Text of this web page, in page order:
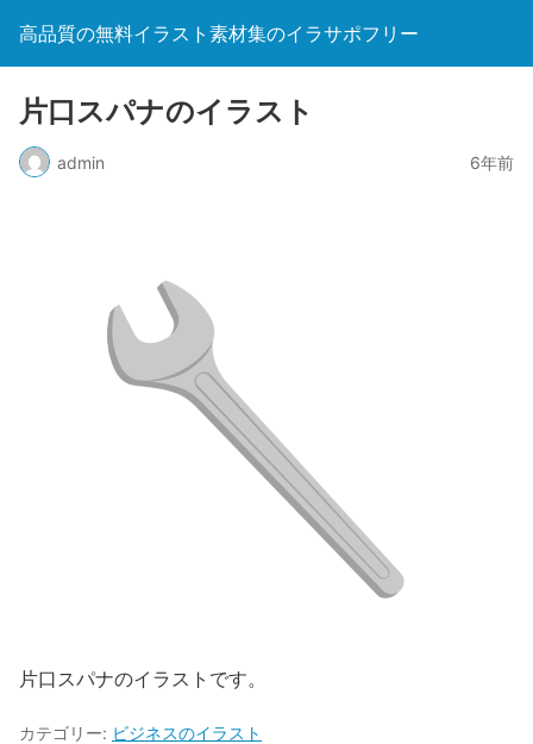
高品質の無料イラスト素材集のイラサポフリー
片口スパナのイラスト
admin 6年前
片口スパナのイラストです。
カテゴリー: ビジネスのイラスト